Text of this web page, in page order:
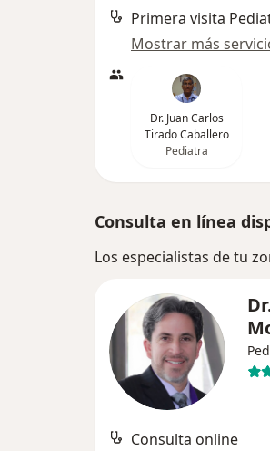
Primera visita
Mostrar más
Dr. Juan Carlos
Tirado Caballero
Pediatra
Consulta en línea
Los especialistas de tu
Consulta online